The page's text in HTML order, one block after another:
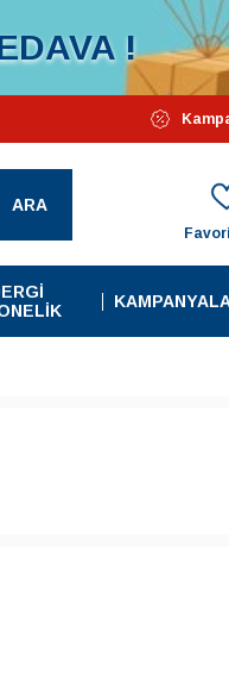
!
Özel Kampanyalarımız
ARA